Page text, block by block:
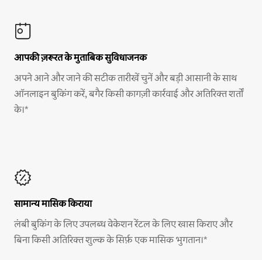
आपकी ज़रूरत के मुताबिक सुविधाजनक
अपने आने और जाने की सटीक तारीखें चुनें और बड़ी आसानी के साथ
ऑनलाइन बुकिंग करें, बगैर किसी कागज़ी कार्रवाई और अतिरिक्त शर्तों
के।*
सामान्य मासिक किराया
लंबी बुकिंग के लिए उपलब्ध वेकेशन रेंटल के लिए खास किराए और
बिना किसी अतिरिक्त शुल्क के सिर्फ़ एक मासिक भुगतान।*